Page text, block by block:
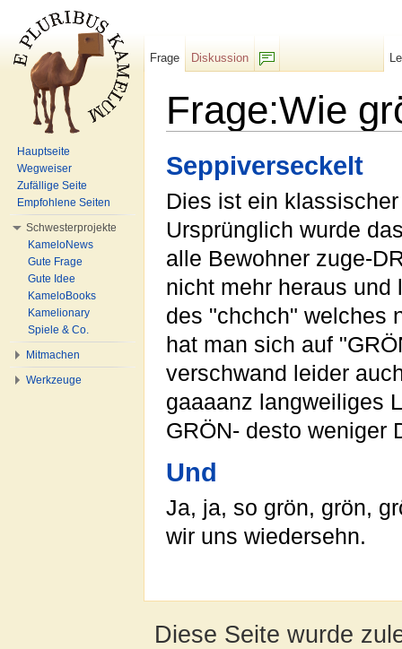
Frage:Wie
Seppiverseckelt
Dies ist ein
Ursprünglich wurde
alle Bewohner zuge-
nicht mehr heraus und
des "chchch" welches
hat man sich auf
verschwand leider
gaaaanz langweiliges
GRÖN- desto weniger
Und
Ja, ja, so grön, grön,
wir uns wiedersehn.
Frage
Diskussion
Hauptseite
Wegweiser
Zufällige Seite
Empfohlene Seiten
Schwesterprojekte
KameloNews
Gute Frage
Gute Idee
KameloBooks
Kamelionary
Spiele & Co.
Mitmachen
Werkzeuge
Diese Seite wurde